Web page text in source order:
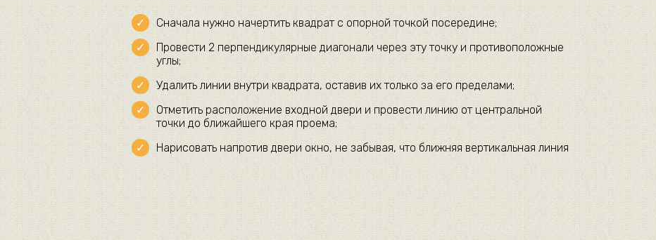
Сначала нужно начертить квадрат с опорной точкой посередине;
Провести 2 перпендикулярные диагонали через эту точку и противоположные
углы;
Удалить линии внутри квадрата, оставив их только за его пределами;
Отметить расположение входной двери и провести линию от центральной
точки до ближайшего края проема;
Нарисовать напротив двери окно, не забывая, что ближняя вертикальная линия